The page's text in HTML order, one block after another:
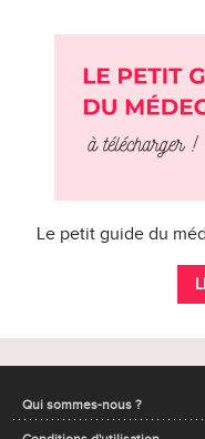
Le petit guide du
Qui sommes-nous ?